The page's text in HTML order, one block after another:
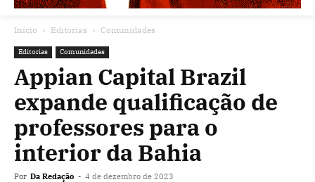
Início Editorias Comunidades
Editorias Comunidades
Appian Capital Brazil
expande qualificação de
professores para o
interior da Bahia
Por Da Redação - 4 de dezembro de 2023